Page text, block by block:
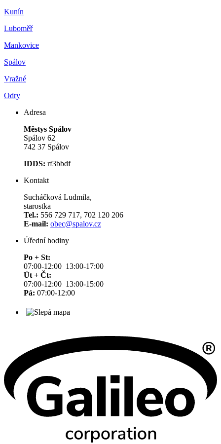
Kunín
Luboměř
Mankovice
Spálov
Vražné
Odry
Adresa
Městys Spálov
Spálov 62
742 37 Spálov
IDDS: rf3bbdf
Kontakt
Sucháčková Ludmila,
starostka
Tel.: 556 729 717, 702 120 206
E-mail: obec@spalov.cz
Úřední hodiny
Po + St:
07:00-12:00 13:00-17:00
Út + Čt:
07:00-12:00 13:00-15:00
Pá: 07:00-12:00